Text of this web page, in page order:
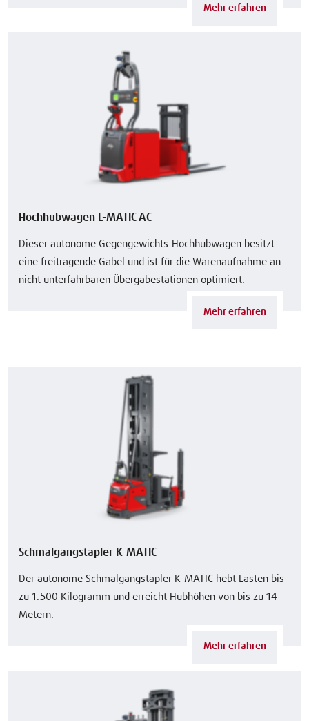
Mehr erfahren
Hochhubwagen L-MATIC AC
Dieser autonome Gegengewichts-Hochhubwagen besitzt
eine freitragende Gabel und ist für die Warenaufnahme an
nicht unterfahrbaren Übergabestationen optimiert.
Mehr erfahren
Schmalgangstapler K-MATIC
Der autonome Schmalgangstapler K-MATIC hebt Lasten bis
zu 1.500 Kilogramm und erreicht Hubhöhen von bis zu 14
Metern.
Mehr erfahren